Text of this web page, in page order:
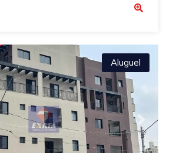
Next
Aluguel